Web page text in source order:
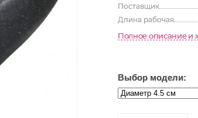
Поставщик
Длина рабочая
Полное описание и
Выбор модели: